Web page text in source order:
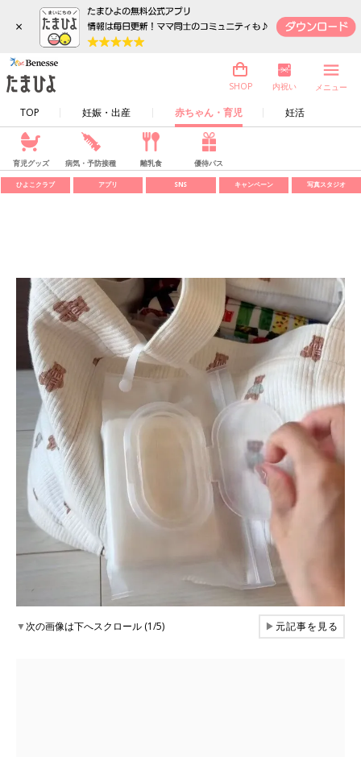
×
TOP 妊娠・出産 赤ちゃん・育児 妊活
SHOP 内祝い メニュー
育児グッズ 病気・予防接種 離乳食 優待パス
ひよこクラブ アプリ SNS キャンペーン 写真スタジオ
▼次の画像は下へスクロール (1/5) ▶元記事を見る